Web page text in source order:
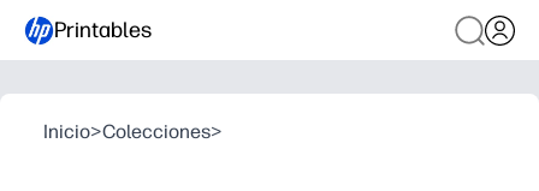
Printables
Inicio>Colecciones>